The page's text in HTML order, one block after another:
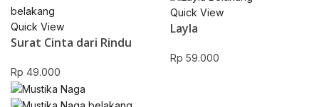
Quick View
Surat Cinta dari Rindu
Rp 49.000
Quick View
Layla
Rp 59.000